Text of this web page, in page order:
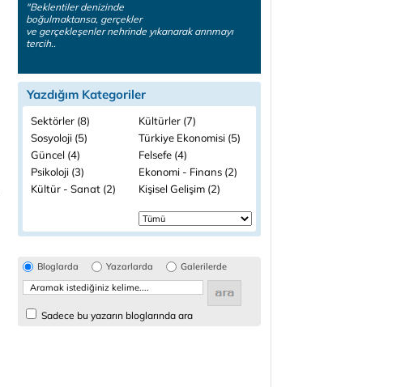
"Beklentiler denizinde
boğulmaktansa, gerçekler
ve gerçekleşenler nehrinde yıkanarak arınmayı
tercih..
Yazdığım Kategoriler
Sektörler (8)
Kültürler (7)
Sosyoloji (5)
Türkiye Ekonomisi (5)
Güncel (4)
Felsefe (4)
Psikoloji (3)
Ekonomi - Finans (2)
Kültür - Sanat (2)
Kişisel Gelişim (2)
Bloglarda Yazarlarda Galerilerde
Sadece bu yazarın bloglarında ara